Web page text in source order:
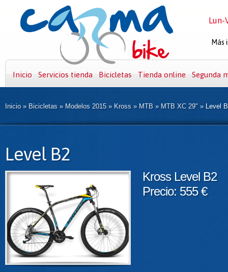
Inicio Servicios tienda Bicicletas Tienda online Segunda
Inicio » Bicicletas » Modelos 2015 » Kross » MTB » MTB XC 29" » Level
Level B2
Kross Level B2
Precio: 555 €
Lun-
Más